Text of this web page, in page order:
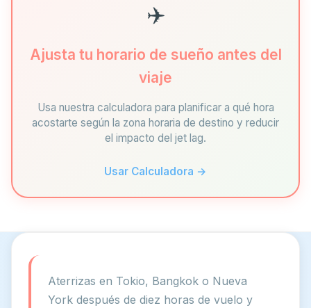
✈️
Ajusta tu horario de sueño antes del
viaje
Usa nuestra calculadora para planificar a qué hora
acostarte según la zona horaria de destino y reducir
el impacto del jet lag.
Usar Calculadora →
Aterrizas en Tokio, Bangkok o Nueva
York después de diez horas de vuelo y